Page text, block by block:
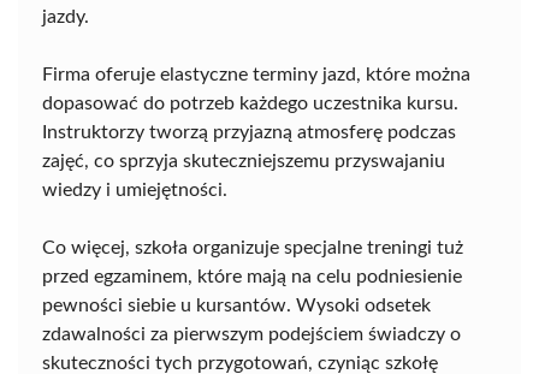
jazdy.
Firma oferuje elastyczne terminy jazd, które można
dopasować do potrzeb każdego uczestnika kursu.
Instruktorzy tworzą przyjazną atmosferę podczas
zajęć, co sprzyja skuteczniejszemu przyswajaniu
wiedzy i umiejętności.
Co więcej, szkoła organizuje specjalne treningi tuż
przed egzaminem, które mają na celu podniesienie
pewności siebie u kursantów. Wysoki odsetek
zdawalności za pierwszym podejściem świadczy o
skuteczności tych przygotowań, czyniąc szkołę